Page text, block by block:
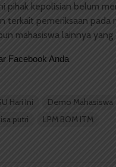
pihak kepolisian belum
terkait pemeriksaan pada
mahasiswa lainnya yang
Facebook Anda
Hari Ini
Demo Mahasiswa
putri
LPM BOM ITM